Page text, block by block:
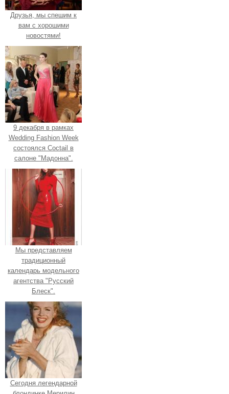
Друзья, мы спешим к
вам с хорошими
новостями!
9 декабря в рамках
Wedding Fashion Week
состоялся Coctail в
салоне "Мадонна".
Мы представляем
традиционный
календарь модельного
агентства "Русский
Блеск".
Сегодня легендарной